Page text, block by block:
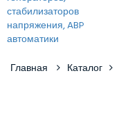
Главная Каталог